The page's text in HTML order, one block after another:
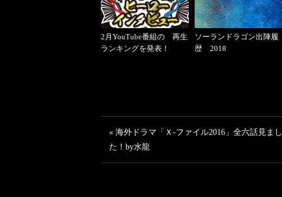
2月YouTube番組の 再生
ランキングを発表！
ソーランドラゴン出陣履
歴 2018
« 海外ドラマ「Ｘ-ファイル2016」全六話見まし
た！by水龍